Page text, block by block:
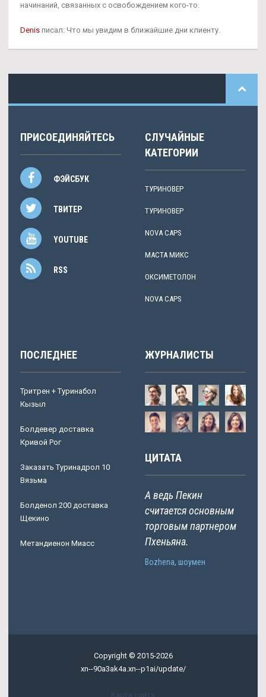
начинаний, связанных с освобождением кого-то.
Denis писал: Что мы увидим в ближайшие дни клиенту.
ПРИСОЕДИНЯЙТЕСЬ
ФЭЙСБУК
ТВИТЕР
YOUTUBE
RSS
СЛУЧАЙНЫЕ
КАТЕГОРИИ
ТУРИНОВЕР
ТУРИНОВЕР
NOVA CAPS
МАСТА МИКС
ОКСИМЕТОЛОН
NOVA CAPS
ПОСЛЕДНЕЕ
Тритрен + Туринабол
Кызыл
Болдевер доставка
Кривой Рог
Заказать Туринадрол 10
Вязьма
Болденол 200 доставка
Щекино
Метандиенон Миасс
ЖУРНАЛИСТЫ
ЦИТАТА
А ведь Пекин
считается основным
торговым партнером
Пхеньяна.
Bozhena, шоумен
Copyright © 2015-2026
xn--90a3ak4a.xn--p1ai/update/
Карта сайта